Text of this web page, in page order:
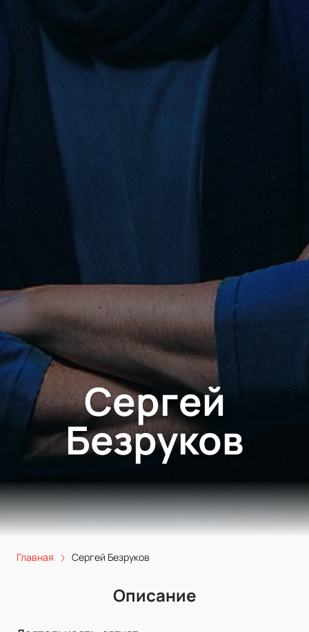
Сергей
Безруков
Главная Сергей Безруков
Описание